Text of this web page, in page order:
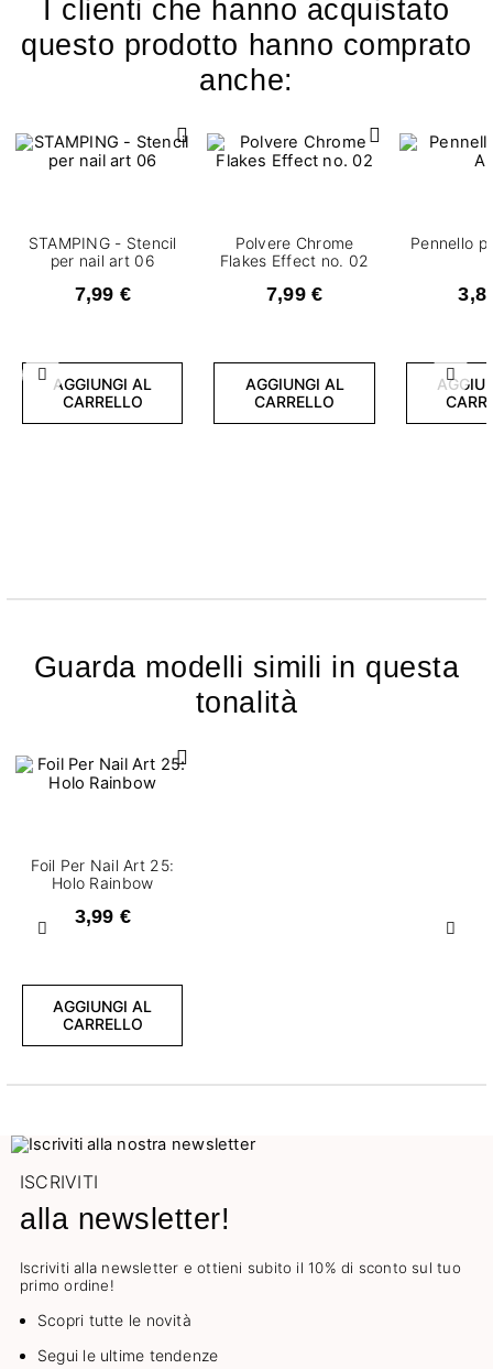
I clienti che hanno acquistato
questo prodotto hanno comprato
anche:
Precedente
STAMPING - Stencil
per nail art 06
7,99 €
AGGIUNGI AL
CARRELLO
Polvere Chrome
Flakes Effect no. 02
7,99 €
AGGIUNGI AL
CARRELLO
Pennello
Guarda modelli simili in questa
tonalità
Precedente
Foil Per Nail Art 25:
Holo Rainbow
3,99 €
AGGIUNGI AL
CARRELLO
ISCRIVITI
alla newsletter!
Iscriviti alla newsletter e ottieni subito il 10% di sconto sul tuo
primo ordine!
Scopri tutte le novità
Segui le ultime tendenze